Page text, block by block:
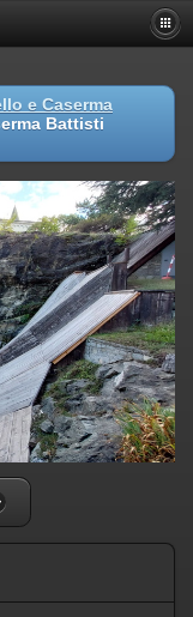
e Caserma
Battisti